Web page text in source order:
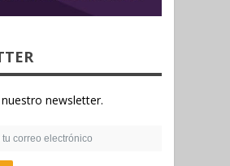
Suscribete a nuestro newsletter.